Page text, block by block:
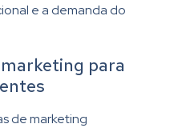
e a demanda do
para
de marketing